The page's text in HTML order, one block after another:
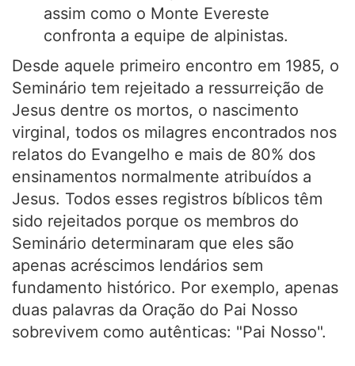
assim como o Monte Evereste
confronta a equipe de alpinistas.
Desde aquele primeiro encontro em 1985, o
Seminário tem rejeitado a ressurreição de
Jesus dentre os mortos, o nascimento
virginal, todos os milagres encontrados nos
relatos do Evangelho e mais de 80% dos
ensinamentos normalmente atribuídos a
Jesus. Todos esses registros bíblicos têm
sido rejeitados porque os membros do
Seminário determinaram que eles são
apenas acréscimos lendários sem
fundamento histórico. Por exemplo, apenas
duas palavras da Oração do Pai Nosso
sobrevivem como autênticas: "Pai Nosso".